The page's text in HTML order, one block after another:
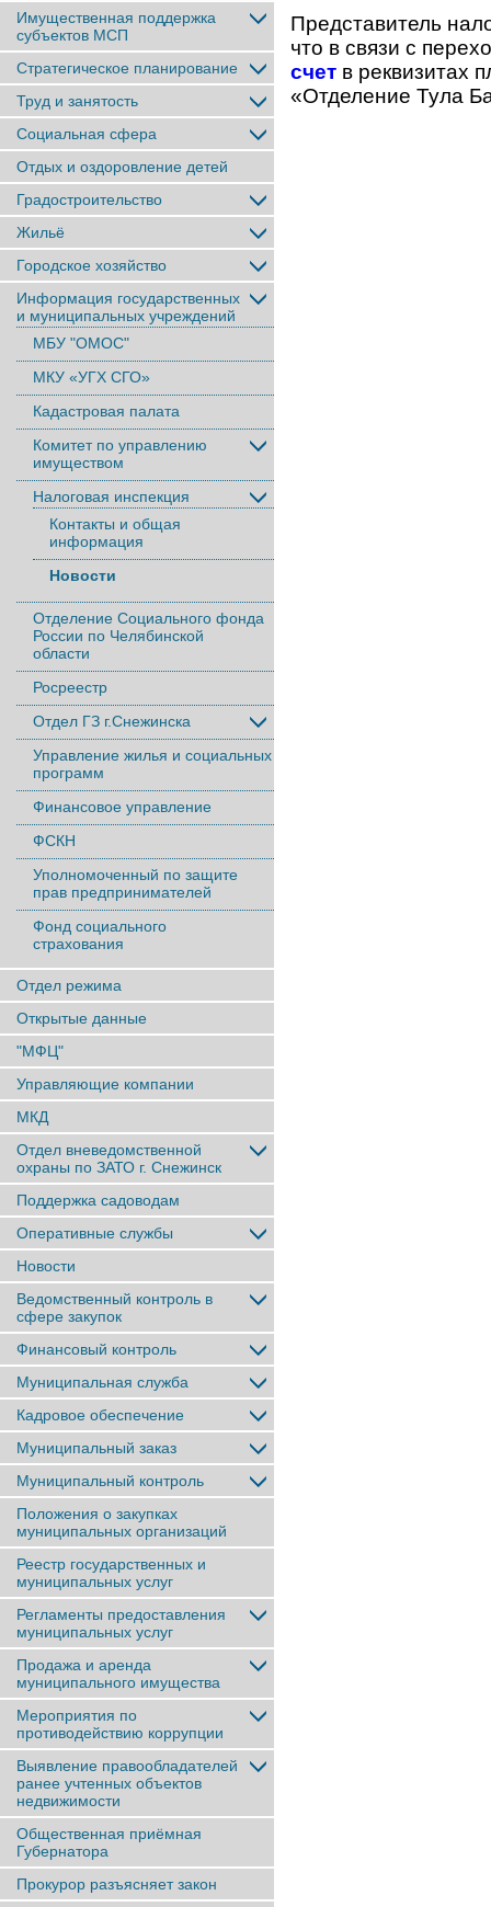
Имущественная поддержка
субъектов МСП
Стратегическое планирование
Труд и занятость
Социальная сфера
Отдых и оздоровление детей
Градостроительство
Жильё
Городское хозяйство
Информация государственных
и муниципальных учреждений
МБУ "ОМОС"
МКУ «УГХ СГО»
Кадастровая палата
Комитет по управлению
имуществом
Налоговая инспекция
Контакты и общая
информация
Новости
Отделение Социального фонда
России по Челябинской
области
Росреестр
Отдел ГЗ г.Снежинска
Управление жилья и социальных
программ
Финансовое управление
ФСКН
Уполномоченный по защите
прав предпринимателей
Фонд социального
страхования
Отдел режима
Открытые данные
"МФЦ"
Управляющие компании
МКД
Отдел вневедомственной
охраны по ЗАТО г. Снежинск
Поддержка садоводам
Оперативные службы
Новости
Ведомственный контроль в
сфере закупок
Финансовый контроль
Муниципальная служба
Кадровое обеспечение
Муниципальный заказ
Муниципальный контроль
Положения о закупках
муниципальных организаций
Реестр государственных и
муниципальных услуг
Регламенты предоставления
муниципальных услуг
Продажа и аренда
муниципального имущества
Мероприятия по
противодействию коррупции
Выявление правообладателей
ранее учтенныx объектов
недвижимости
Общественная приёмная
Губернатора
Прокурор разъясняет закон
Представитель
что в связи с
счет в реквизитах
«Отделение Тула